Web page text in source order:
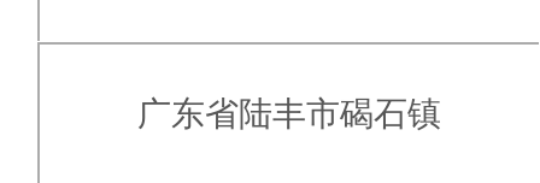
广东省陆丰市碣石镇